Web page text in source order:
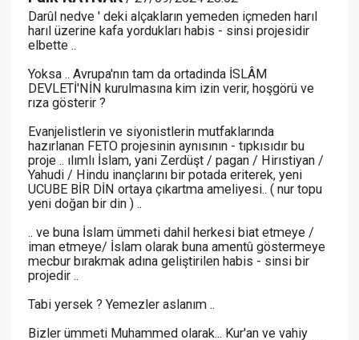
Darûl nedve ' deki alçakların yemeden içmeden harıl
harıl üzerine kafa yordukları habis - sinsi projesidir
elbette ..
Yoksa .. Avrupa'nın tam da ortadinda İSLÂM
DEVLETİ'NİN kurulmasına kim izin verir, hoşgörü ve
rıza gösterir ?
Evanjelistlerin ve siyonistlerin mutfaklarında
hazırlanan FETO projesinin aynısının - tıpkısıdır bu
proje .. ılımlı İslam, yani Zerdüşt / pagan / Hirıstiyan /
Yahudi / Hindu inançlarını bir potada eriterek, yeni
UCUBE BİR DİN ortaya çıkartma ameliyesi.. ( nur topu
yeni doğan bir din ) ..
.. ve buna İslam ümmeti dahil herkesi biat etmeye /
iman etmeye/ İslam olarak buna amentû göstermeye
mecbur bırakmak adına geliştirilen habis - sinsi bir
projedir ..
Tabi yersek ? Yemezler aslanım ..
Bizler ümmeti Muhammed olarak... Kur'an ve vahiy